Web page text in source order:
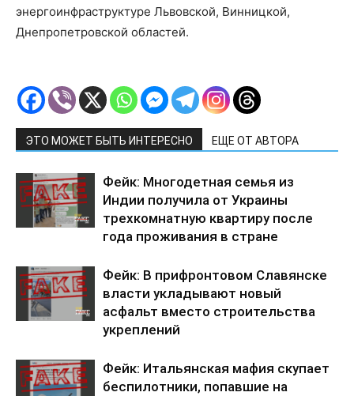
энергоинфраструктуре Львовской, Винницкой,
Днепропетровской областей.
ЭТО МОЖЕТ БЫТЬ ИНТЕРЕСНО ЕЩЕ ОТ АВТОРА
Фейк: Многодетная семья из
Индии получила от Украины
трехкомнатную квартиру после
года проживания в стране
Фейк: В прифронтовом Славянске
власти укладывают новый
асфальт вместо строительства
укреплений
Фейк: Итальянская мафия скупает
беспилотники, попавшие на